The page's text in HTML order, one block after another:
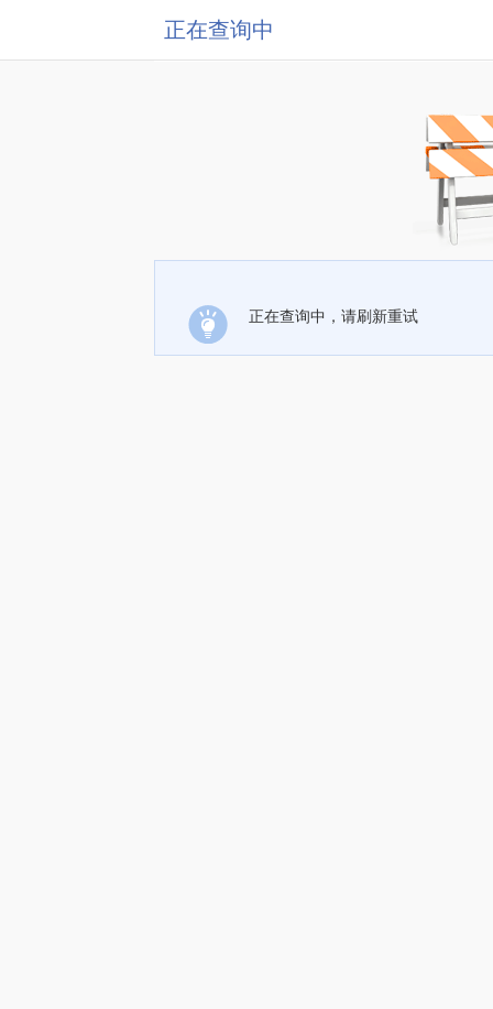
正在查询中
正在查询中，请刷新重试